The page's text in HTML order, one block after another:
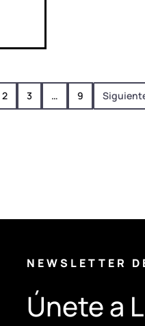
2 3 … 9
NEWSLETTER
Únete a